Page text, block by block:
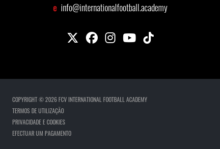
e info@internationalfootball.academy
COPYRIGHT © 2026 FCV INTERNATIONAL FOOTBALL ACADEMY
TERMOS DE UTILIZAÇÃO
PRIVACIDADE E COOKIES
EFECTUAR UM PAGAMENTO